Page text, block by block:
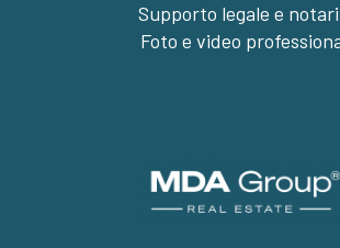
Supporto legale e
Foto e video